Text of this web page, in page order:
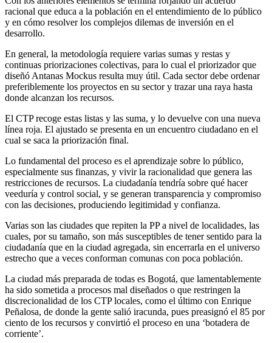
racional que educa a la población en el entendimiento de lo público
y en cómo resolver los complejos dilemas de inversión en el
desarrollo.
En general, la metodología requiere varias sumas y restas y
continuas priorizaciones colectivas, para lo cual el priorizador que
diseñó Antanas Mockus resulta muy útil. Cada sector debe ordenar
preferiblemente los proyectos en su sector y trazar una raya hasta
donde alcanzan los recursos.
El CTP recoge estas listas y las suma, y lo devuelve con una nueva
línea roja. El ajustado se presenta en un encuentro ciudadano en el
cual se saca la priorización final.
Lo fundamental del proceso es el aprendizaje sobre lo público,
especialmente sus finanzas, y vivir la racionalidad que genera las
restricciones de recursos. La ciudadanía tendría sobre qué hacer
veeduría y control social, y se generan transparencia y compromiso
con las decisiones, produciendo legitimidad y confianza.
Varias son las ciudades que repiten la PP a nivel de localidades, las
cuales, por su tamaño, son más susceptibles de tener sentido para la
ciudadanía que en la ciudad agregada, sin encerrarla en el universo
estrecho que a veces conforman comunas con poca población.
La ciudad más preparada de todas es Bogotá, que lamentablemente
ha sido sometida a procesos mal diseñados o que restringen la
discrecionalidad de los CTP locales, como el último con Enrique
Peñalosa, de donde la gente salió iracunda, pues preasignó el 85 por
ciento de los recursos y convirtió el proceso en una ‘botadera de
corriente’.